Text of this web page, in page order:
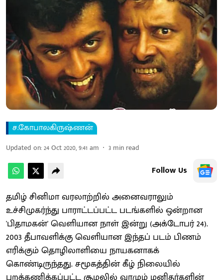
ச.கோபாலகிருஷ்ணன்
Updated on:24 Oct 2020, 9:41 am 3 min read
Follow Us
தமிழ் சினிமா வரலாற்றில் அனைவராலும்
உச்சிமுகர்ந்து பாராட்டப்பட்ட படங்களில் ஒன்றான
'பிதாமகன்' வெளியான நாள் இன்று (அக்டோபர் 24).
2003 தீபாவளிக்கு வெளியான இந்தப் படம் பிணம்
எரிக்கும் தொழிலாளியை நாயகனாகக்
கொண்டிருந்தது. சமூகத்தின் கீழ் நிலையில்